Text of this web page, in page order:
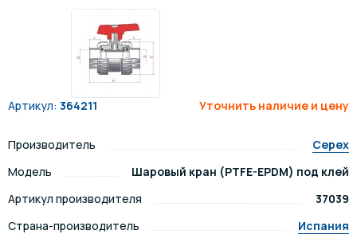
Артикул: 364211 Уточнить наличие и цену
Производитель
Cepex
Модель
Шаровый кран (PTFE-EPDM) под клей
Артикул производителя
37039
Страна-производитель
Испания